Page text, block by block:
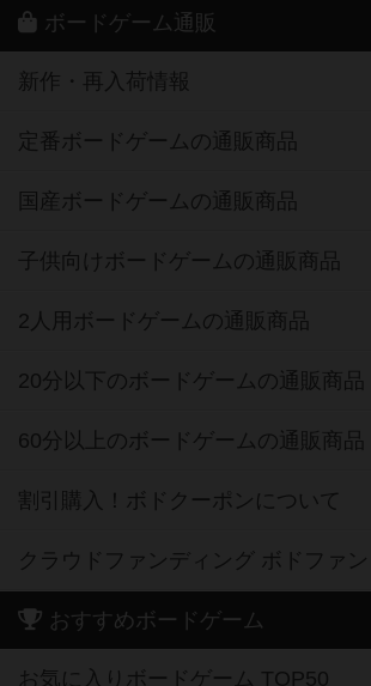
ボードゲーム通販
新作・再入荷情報
定番ボードゲームの通販商品
国産ボードゲームの通販商品
子供向けボードゲームの通販商品
2人用ボードゲームの通販商品
20分以下のボードゲームの通販商品
60分以上のボードゲームの通販商品
割引購入！ボドクーポンについて
クラウドファンディング ボドファン
おすすめボードゲーム
お気に入りボードゲーム TOP50